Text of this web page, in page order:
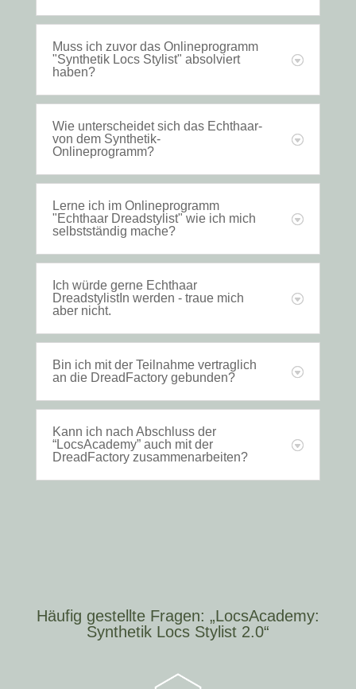
Muss ich zuvor das Onlineprogramm
"Synthetik Locs Stylist" absolviert
haben?
Wie unterscheidet sich das Echthaar-
von dem Synthetik-
Onlineprogramm?
Lerne ich im Onlineprogramm
"Echthaar Dreadstylist" wie ich mich
selbstständig mache?
Ich würde gerne Echthaar
DreadstylistIn werden - traue mich
aber nicht.
Bin ich mit der Teilnahme vertraglich
an die DreadFactory gebunden?
Kann ich nach Abschluss der
“LocsAcademy” auch mit der
DreadFactory zusammenarbeiten?
Häufig gestellte Fragen: „LocsAcademy:
Synthetik Locs Stylist 2.0“